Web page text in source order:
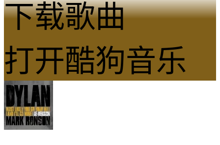
下载歌曲
打开酷狗音乐